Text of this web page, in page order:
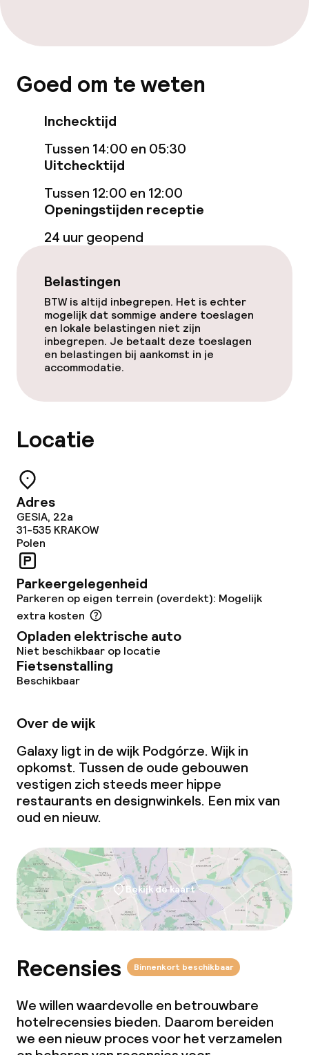
Kinderzwembad
Stoombad
Turks stoombad (hamam)
Spacentrum
Massage
Schoonheidssalon
Fitnessruimte / gym
Betaalde wifi
Eet- en drinkgelegenheden
Bar
Eet- en drinkdiensten
Ontbijtbuffet
Roomservice
Dieetopties
Speciale dieetopties
Faciliteiten en diensten voor kinderen
Kinderzwembad
Kinderclub
Babysitservice
Schoonmaakvoorzieningen
Goed om te weten
Inchecktijd
Tussen 14:00 en 05:30
Uitchecktijd
Tussen 12:00 en 12:00
Openingstijden receptie
24 uur geopend
Belastingen
BTW is altijd inbegrepen. Het is echter
mogelijk dat sommige andere toeslagen
en lokale belastingen niet zijn
inbegrepen. Je betaalt deze toeslagen
en belastingen bij aankomst in je
accommodatie.
Locatie
Adres
GESIA, 22a
31-535 KRAKOW
Polen
Parkeergelegenheid
Parkeren op eigen terrein (overdekt): Mogelijk
extra kosten
Opladen elektrische auto
Niet beschikbaar op locatie
Fietsenstalling
Beschikbaar
Over de wijk
Galaxy ligt in de wijk Podgórze. Wijk in
opkomst. Tussen de oude gebouwen
vestigen zich steeds meer hippe
restaurants en designwinkels. Een mix van
oud en nieuw.
Bekijk de kaart
Recensies Binnenkort beschikbaar
We willen waardevolle en betrouwbare
hotelrecensies bieden. Daarom bereiden
we een nieuw proces voor het verzamelen